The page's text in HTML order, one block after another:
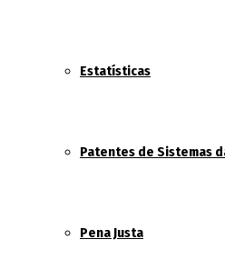
Estatísticas
Patentes de Sistemas
Pena Justa